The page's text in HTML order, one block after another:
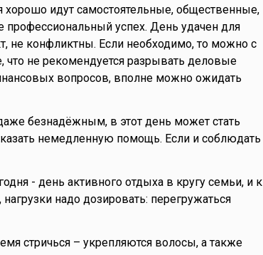
идут самостоятельные, общественные,
успех. День удачен для
не конфликтны. Если необходимо, то можно с
что не рекомендуется разрывать деловые
вопросов, вполне можно ожидать
безнадёжным, в этот день может стать
немедленную помощь. Если и соблюдать
- день активного отдыха в кругу семьи, и к
надо дозировать: перегружаться
стричься – укрепляются волосы, а также